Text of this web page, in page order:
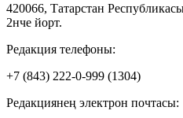
420066, Татарстан
2нче йорт.
Редакция телефоны:
+7 (843) 222-0-999 (1304)
Редакциянең электрон почтасы: